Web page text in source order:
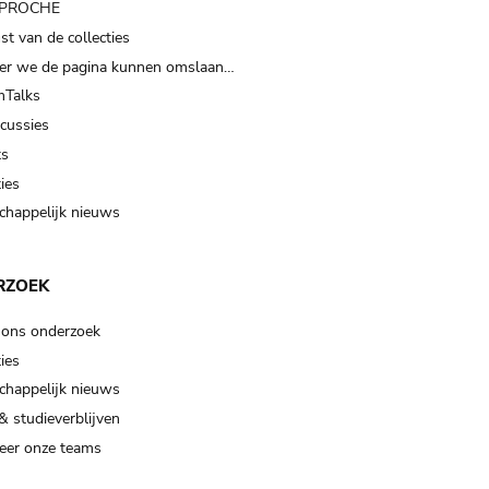
van de collecties
we de pagina kunnen omslaan…
nieuws
onderzoek
nieuws
studieverblijven
onze teams